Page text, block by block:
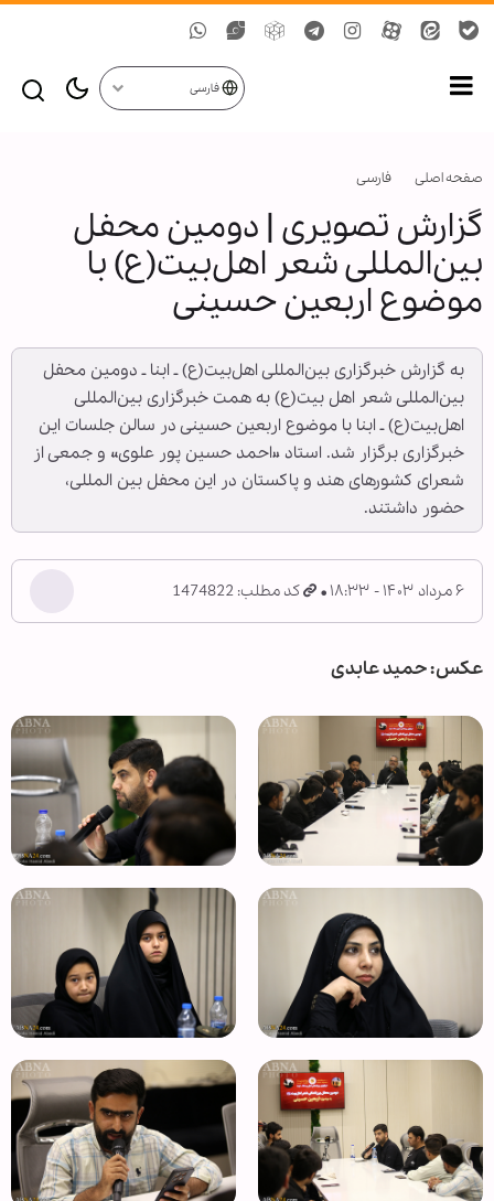
فارسی
صفحه اصلی فارسی
گزارش تصویری | دومین محفل
بین‌المللی شعر اهل‌بیت(ع) با
موضوع اربعین حسینی
به گزارش خبرگزاری بین‌المللی اهل‌بیت(ع) ـ ابنا ـ دومین محفل
بین‌المللی شعر اهل بیت(ع) به همت خبرگزاری بین‌المللی
اهل‌بیت(ع) ـ ابنا با موضوع اربعین حسینی در سالن جلسات این
خبرگزاری برگزار شد. استاد «احمد حسین پور علوی» و جمعی از
شعرای کشورهای هند و پاکستان در این محفل بین المللی،
حضور داشتند.
۶ مرداد ۱۴۰۳ - ۱۸:۳۳ کد مطلب: 1474822
عکس: حمید عابدی